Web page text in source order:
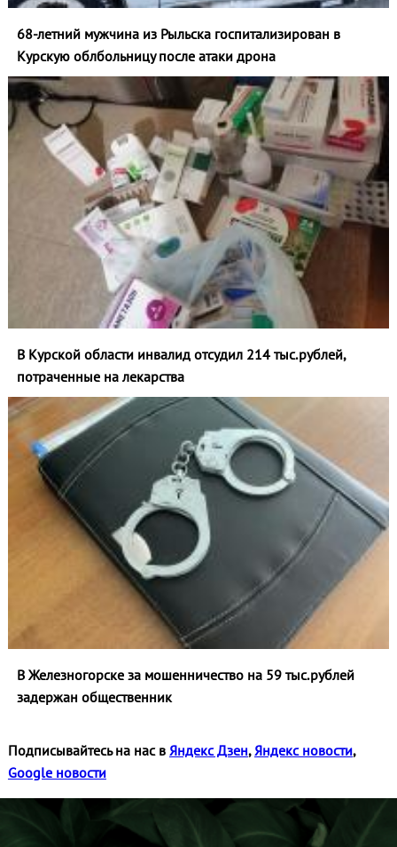
68-летний мужчина из Рыльска госпитализирован в
Курскую облбольницу после атаки дрона
В Курской области инвалид отсудил 214 тыс.рублей,
потраченные на лекарства
В Железногорске за мошенничество на 59 тыс.рублей
задержан общественник
Подписывайтесь на нас в Яндекс Дзен, Яндекс новости,
Google новости